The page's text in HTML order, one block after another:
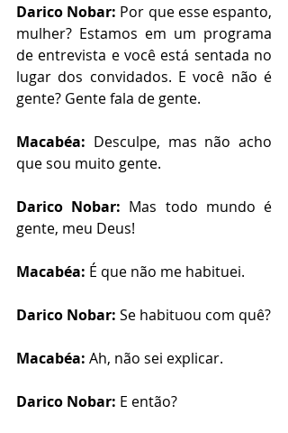
Darico Nobar: Por que esse espanto,
mulher? Estamos em um programa
de entrevista e você está sentada no
lugar dos convidados. E você não é
gente? Gente fala de gente.
Macabéa: Desculpe, mas não acho
que sou muito gente.
Darico Nobar: Mas todo mundo é
gente, meu Deus!
Macabéa: É que não me habituei.
Darico Nobar: Se habituou com quê?
Macabéa: Ah, não sei explicar.
Darico Nobar: E então?